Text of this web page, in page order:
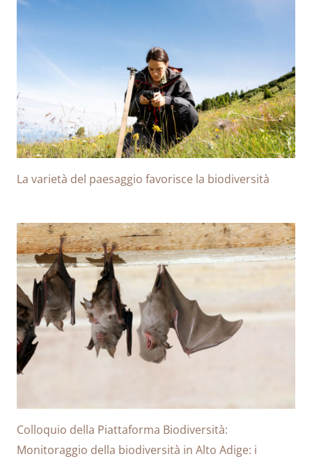
La varietà del paesaggio favorisce la biodiversità
Colloquio della Piattaforma Biodiversità:
Monitoraggio della biodiversità in Alto Adige: i